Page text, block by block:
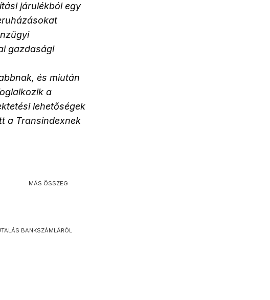
járulékból egy
gazdasági
és miután
a
lehetőségek
a Transindexnek
MÁS ÖSSZEG
BANKSZÁMLÁRÓL